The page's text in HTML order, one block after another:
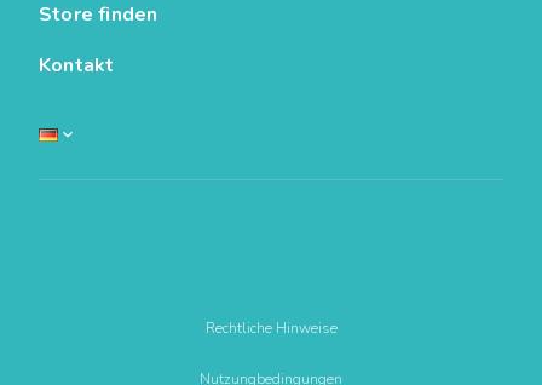
Store finden
Kontakt
Rechtliche Hinweise
Nutzungbedingungen